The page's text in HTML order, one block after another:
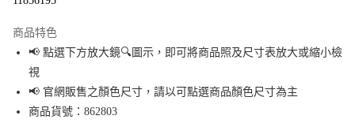
Apple Pay
街口支付
悠遊付
商品特色
📢 點選下方放大鏡🔍圖示，即可將商品照及尺寸表放大或縮小檢
視
📢 官網販售之顏色尺寸，請以可點選商品顏色尺寸為主
商品貨號：862803